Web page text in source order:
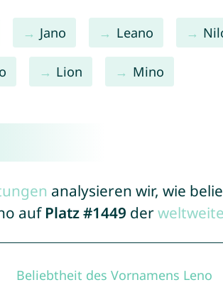
Jano Leano
Lion Mino
analysieren wir, wie
auf Platz #1449 der